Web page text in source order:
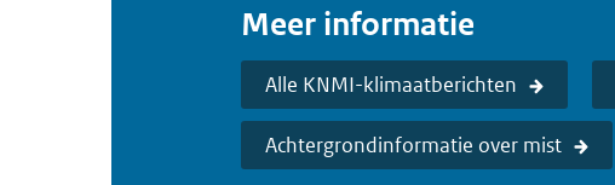
Meer informatie
Alle KNMI-klimaatberichten
Achtergrondinformatie over mist